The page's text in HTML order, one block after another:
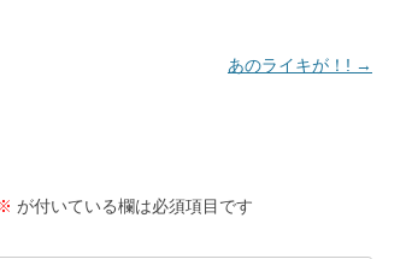
あのライキが！! →
が付いている欄は必須項目です